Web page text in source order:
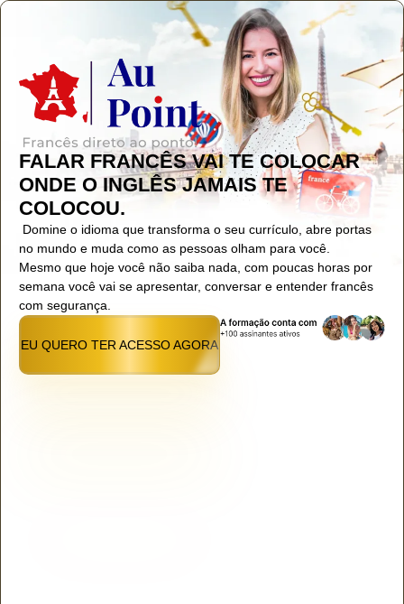
FALAR FRANCÊS VAI TE COLOCAR
ONDE O INGLÊS JAMAIS TE
COLOCOU.
Domine o idioma que transforma o seu currículo, abre portas
no mundo e muda como as pessoas olham para você.
Mesmo que hoje você não saiba nada, com poucas horas por
semana você vai se apresentar, conversar e entender francês
com segurança.
EU QUERO TER ACESSO AGORA